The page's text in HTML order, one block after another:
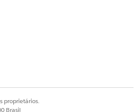
proprietários.
Brasil